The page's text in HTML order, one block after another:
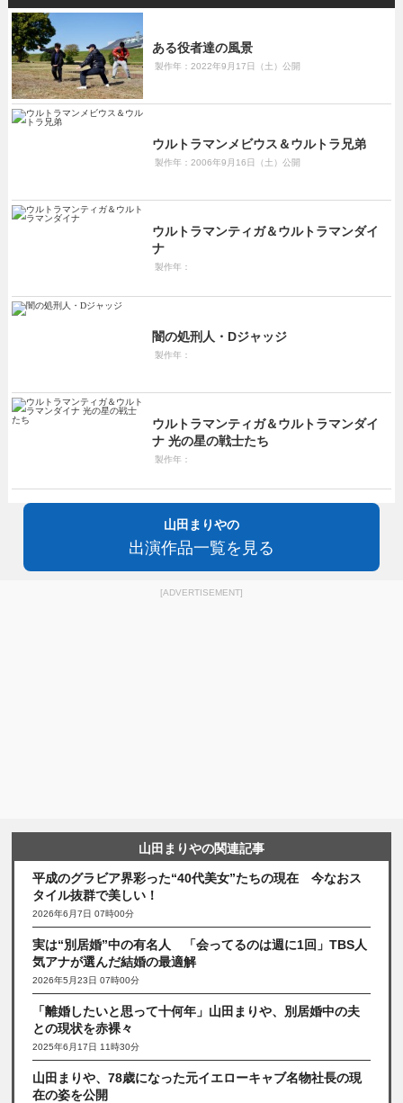
ある役者達の風景
製作年：2022年9月17日（土）公開
ウルトラマンメビウス＆ウルトラ兄弟
製作年：2006年9月16日（土）公開
ウルトラマンティガ＆ウルトラマンダイ
ナ
製作年：
闇の処刑人・Dジャッジ
製作年：
ウルトラマンティガ＆ウルトラマンダイ
ナ 光の星の戦士たち
製作年：
山田まりやの
出演作品一覧を見る
[ADVERTISEMENT]
山田まりやの関連記事
平成のグラビア界彩った“40代美女”たちの現在 今なおス
タイル抜群で美しい！
2026年6月7日 07時00分
実は“別居婚”中の有名人 「会ってるのは週に1回」TBS人
気アナが選んだ結婚の最適解
2026年5月23日 07時00分
「離婚したいと思って十何年」山田まりや、別居婚中の夫
との現状を赤裸々
2025年6月17日 11時30分
山田まりや、78歳になった元イエローキャブ名物社長の現
在の姿を公開